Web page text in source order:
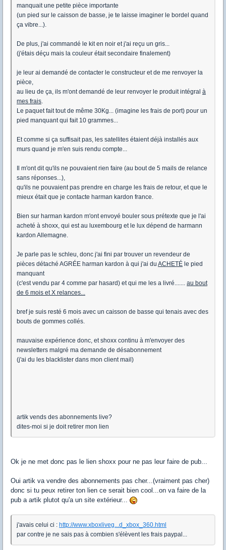
manquait une petite pièce importante
(un pied sur le caisson de basse, je te laisse imaginer le bordel quand
ça vibre...).
De plus, j'ai commandé le kit en noir et j'ai reçu un gris...
(j'étais déçu mais la couleur était secondaire finalement)
je leur ai demandé de contacter le constructeur et de me renvoyer la
pièce,
au lieu de ça, ils m'ont demandé de leur renvoyer le produit intégral à
mes frais.
Le paquet fait tout de même 30Kg... (imagine les frais de port) pour un
pied manquant qui fait 10 grammes...
Et comme si ça suffisait pas, les satellites étaient déjà installés aux
murs quand je m'en suis rendu compte...
Il m'ont dit qu'ils ne pouvaient rien faire (au bout de 5 mails de relance
sans réponses...),
qu'ils ne pouvaient pas prendre en charge les frais de retour, et que le
mieux était que je contacte harman kardon france.
Bien sur harman kardon m'ont envoyé bouler sous prétexte que je l'ai
acheté à shoxx, qui est au luxembourg et le lux dépend de harmann
kardon Allemagne.
Je parle pas le schleu, donc j'ai fini par trouver un revendeur de
pièces détaché AGRÉE harman kardon à qui j'ai du ACHETÉ le pied
manquant
(c'est vendu par 4 comme par hasard) et qui me les a livré....... au bout
de 6 mois et X relances...
bref je suis resté 6 mois avec un caisson de basse qui tenais avec des
bouts de gommes collés.
mauvaise expérience donc, et shoxx continu à m'envoyer des
newsletters malgré ma demande de désabonnement
(j'ai du les blacklister dans mon client mail)
artik vends des abonnements live?
dites-moi si je doit retirer mon lien
Ok je ne met donc pas le lien shoxx pour ne pas leur faire de pub...
Oui artik va vendre des abonnements pas cher...(vraiment pas cher)
donc si tu peux retirer ton lien ce serait bien cool...on va faire de la
pub a artik plutot qu'a un site extérieur...
j'avais celui ci : http://www.xboxliveg...d_xbox_360.html
par contre je ne sais pas à combien s'élèvent les frais paypal...